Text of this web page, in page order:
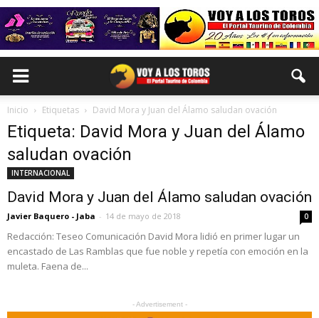
Inicio Etiquetas David Mora y Juan del Álamo saludan ovación
Etiqueta: David Mora y Juan del Álamo
saludan ovación
INTERNACIONAL
David Mora y Juan del Álamo saludan ovación
Javier Baquero - Jaba - 14 de mayo de 2018 0
Redacción: Teseo Comunicación David Mora lidió en primer lugar un
encastado de Las Ramblas que fue noble y repetía con emoción en la
muleta. Faena de...
- Advertisement -